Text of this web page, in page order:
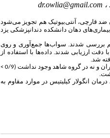
dr.owlia@gmail.com
ضد قارچی، آنتی‌بیوتیک هم تجویز می‌شود
دهان دانشکده دندانپزشکی یزد
شد. گروه مورد شامل 65 بیمار مبتلا به انگولار کیلیتیس و 98 مورد فرد سالم بررسی شدند. سواب‌ها جمع‌آوری و روی
با دقت ارزیابی شدند. داده‌ها با استفاده از
.
و نه در گروه شاهد وجود نداشت (0/9
>
انگولار کیلیتیس در موارد مقاوم به